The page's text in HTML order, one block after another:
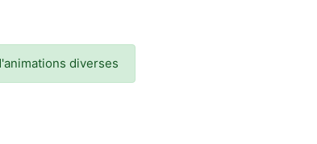
diverses